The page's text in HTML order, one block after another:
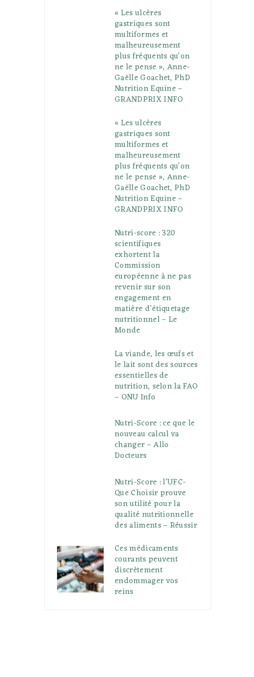
e
P
u
s
g
r
a
r
e
s
« Les ulcères
gastriques sont
multiformes et
malheureusement
plus fréquents qu’on
ne le pense », Anne-
Gaëlle Goachet, PhD
Nutrition Equine –
GRANDPRIX INFO
« Les ulcères
gastriques sont
multiformes et
malheureusement
plus fréquents qu’on
ne le pense », Anne-
Gaëlle Goachet, PhD
Nutrition Equine –
GRANDPRIX INFO
Nutri-score : 320
scientifiques
exhortent la
Commission
européenne à ne pas
revenir sur son
engagement en
matière d’étiquetage
nutritionnel – Le
Monde
La viande, les œufs et
le lait sont des sources
essentielles de
nutrition, selon la FAO
– ONU Info
Nutri-Score : ce que le
nouveau calcul va
changer – Allo
Docteurs
Nutri-Score : l’UFC-
Que Choisir prouve
son utilité pour la
qualité nutritionnelle
des aliments – Réussir
Ces médicaments
courants peuvent
discrètement
endommager vos
reins